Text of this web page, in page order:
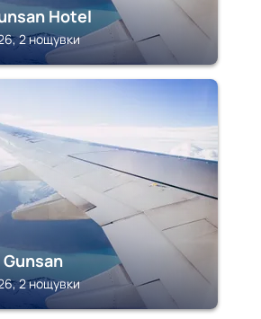
Hotel
2 нощувки
2 нощувки